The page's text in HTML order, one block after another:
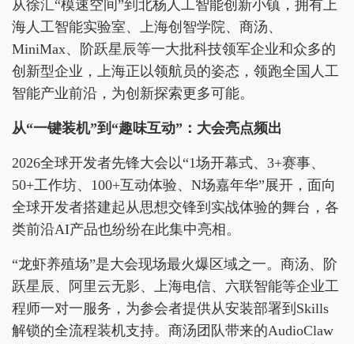
从徐汇“模速空间”到北杨人工智能创新小镇，拥有上
海人工智能实验室、上海创智学院、商汤、
MiniMax、阶跃星辰等一大批科技领军企业和众多的
创新型企业，上海正以领航员的姿态，领跑全国人工
智能产业前沿，为创新探索更多可能。
从“一键装机”到“趣味互动”： 大会亮点频出
2026全球开发者先锋大会以“1场开幕式、3+赛事、
50+工作坊、100+互动体验、N场嘉年华”展开，面向
全球开发者搭建起从思想交锋到实战体验的舞台，各
类前沿AI产品也纷纷在此集中亮相。
“龙虾养殖场”是大会现场最火爆区域之一。商汤、阶
跃星辰、阿里云无影、上海电信、六联智能等企业工
程师一对一服务，为参会者提供从安装部署到Skills
解锁的全流程装机支持。商汤团队带来的AudioClaw